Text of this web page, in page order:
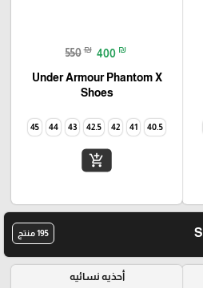
550 ₪ 400 ₪
Under Armour Phantom X
Shoes
40.5
41
42
42.5
43
44
45
add_shopping_cart
195 منتج
أحذيه نسائيه